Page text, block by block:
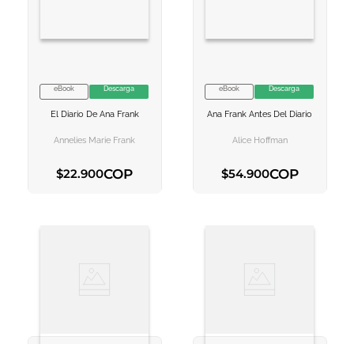
VER INFORMACION
eBook Descarga
El Diario De Ana Frank
Annelies Marie Frank
$22.900COP
VER INFORMACION
eBook Descarga
Ana Frank Antes Del Diario
Alice Hoffman
$54.900COP